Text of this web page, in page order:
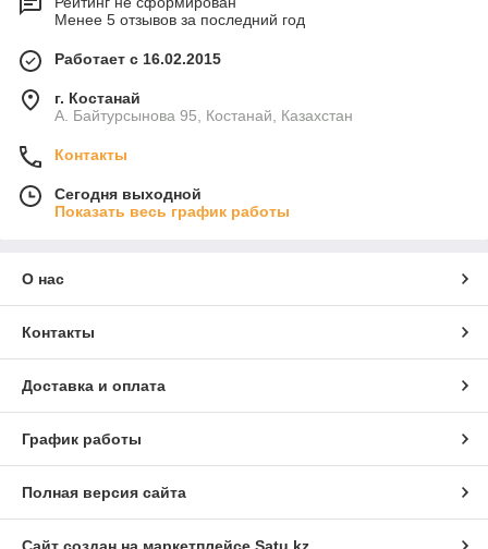
Менее 5 отзывов за последний год
Работает с 16.02.2015
г. Костанай
А. Байтурсынова 95, Костанай, Казахстан
Контакты
Сегодня выходной
Показать весь график работы
О нас
Контакты
Доставка и оплата
График работы
Полная версия сайта